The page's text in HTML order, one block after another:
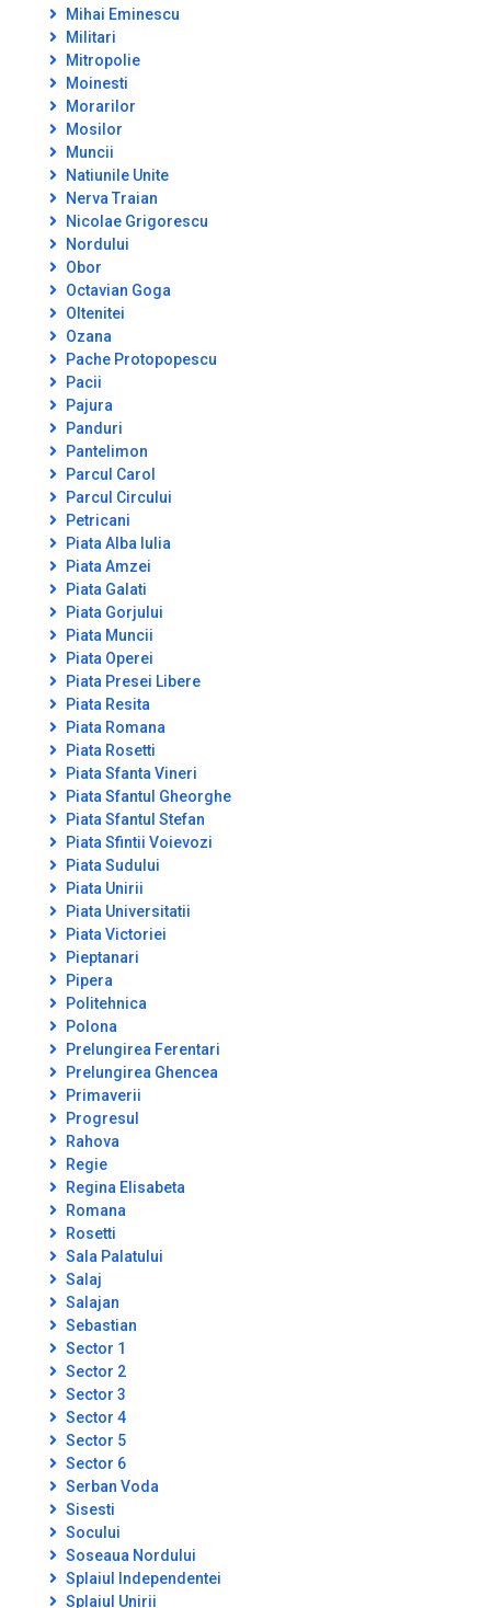
Mihai Eminescu
Militari
Mitropolie
Moinesti
Morarilor
Mosilor
Muncii
Natiunile Unite
Nerva Traian
Nicolae Grigorescu
Nordului
Obor
Octavian Goga
Oltenitei
Ozana
Pache Protopopescu
Pacii
Pajura
Panduri
Pantelimon
Parcul Carol
Parcul Circului
Petricani
Piata Alba Iulia
Piata Amzei
Piata Galati
Piata Gorjului
Piata Muncii
Piata Operei
Piata Presei Libere
Piata Resita
Piata Romana
Piata Rosetti
Piata Sfanta Vineri
Piata Sfantul Gheorghe
Piata Sfantul Stefan
Piata Sfintii Voievozi
Piata Sudului
Piata Unirii
Piata Universitatii
Piata Victoriei
Pieptanari
Pipera
Politehnica
Polona
Prelungirea Ferentari
Prelungirea Ghencea
Primaverii
Progresul
Rahova
Regie
Regina Elisabeta
Romana
Rosetti
Sala Palatului
Salaj
Salajan
Sebastian
Sector 1
Sector 2
Sector 3
Sector 4
Sector 5
Sector 6
Serban Voda
Sisesti
Socului
Soseaua Nordului
Splaiul Independentei
Splaiul Unirii